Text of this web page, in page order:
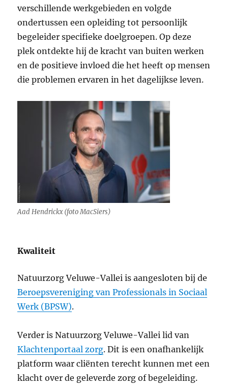
verschillende werkgebieden en volgde
ondertussen een opleiding tot persoonlijk
begeleider specifieke doelgroepen. Op deze
plek ontdekte hij de kracht van buiten werken
en de positieve invloed die het heeft op mensen
die problemen ervaren in het dagelijkse leven.
Aad Hendrickx (foto MacSiers)
Kwaliteit
Natuurzorg Veluwe-Vallei is aangesloten bij de
Beroepsvereniging van Professionals in Sociaal
Werk (BPSW).
Verder is Natuurzorg Veluwe-Vallei lid van
Klachtenportaal zorg. Dit is een onafhankelijk
platform waar cliënten terecht kunnen met een
klacht over de geleverde zorg of begeleiding.